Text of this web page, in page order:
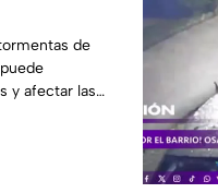
de
y afectar las